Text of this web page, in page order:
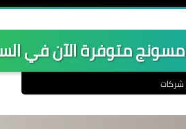
شركات